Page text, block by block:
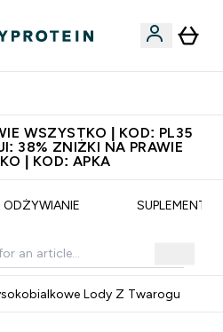
WSZYSTKO | KOD: PL35
38% ZNIŻKI NA PRAWIE
| KOD: APKA
ODŻYWIANIE SUPLEMENTY
Lody Z Twarogu